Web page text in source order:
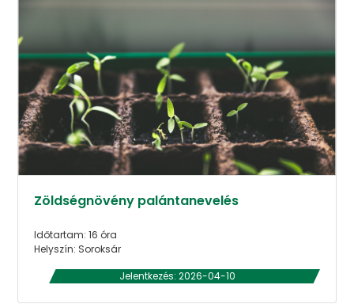
Zöldségnövény palántanevelés
Időtartam: 16 óra
Helyszín: Soroksár
Jelentkezés: 2026-04-10